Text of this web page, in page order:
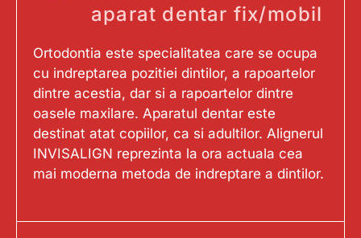
aparat dentar fix/mobil
Ortodontia este specialitatea care se ocupa
cu indreptarea pozitiei dintilor, a rapoartelor
dintre acestia, dar si a rapoartelor dintre
oasele maxilare. Aparatul dentar este
destinat atat copiilor, ca si adultilor. Alignerul
INVISALIGN reprezinta la ora actuala cea
mai moderna metoda de indreptare a dintilor.